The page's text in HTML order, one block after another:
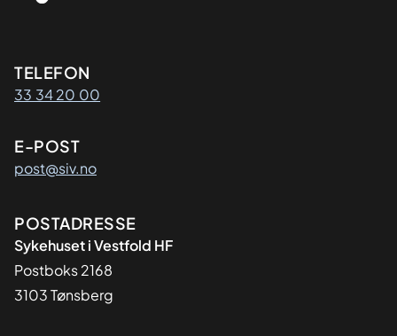
Kontaktinformasjon
TELEFON
33 34 20 00
E-POST
post@siv.no
Adresse
POSTADRESSE
Sykehuset i Vestfold HF
Postboks 2168
3103 Tønsberg